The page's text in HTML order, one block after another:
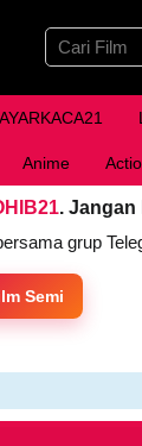
Anime
.
grup
Semi